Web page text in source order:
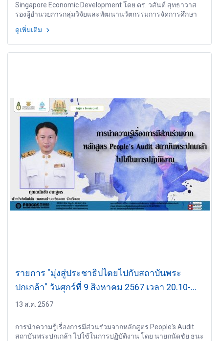
Singapore Economic Development โดย ดร. วสันต์ สุทธาวาส
รองผู้อำนวยการกลุ่มวิจัยและพัฒนานวัตกรรมการจัดการศึกษา
การศึกษาขั้นพื้นฐาน กระทรวงศึกษาธิการ
ดูเพิ่มเติม
รายการ "มุ่งสู่ประชาธิปไตยไปกับสถาบันพระ
ปกเกล้า" วันศุกร์ที่ 9 สิงหาคม 2567 เวลา 20.10-
21.00 น.
13 ส.ค. 2567
การนำความรู้เรื่องการมีส่วนร่วมจากหลักสูตร People's Audit
สถาบันพระปกเกล้า ไปใช้ในการปฏิบัติงาน โดย นายถนัดชัย ธนะ